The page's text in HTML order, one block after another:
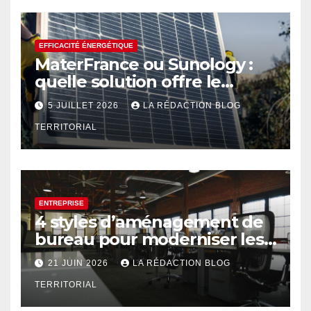
EFFICACITÉ ÉNERGÉTIQUE
MaterFrance ou Sunology :
quelle solution offre le
meilleur rendement ?
5 JUILLET 2026 LA RÉDACTION BLOG
TERRITORIAL
ENTREPRISE
4 styles d’aménagement de
bureau pour moderniser les
espaces professionnels
21 JUIN 2026 LA RÉDACTION BLOG
TERRITORIAL